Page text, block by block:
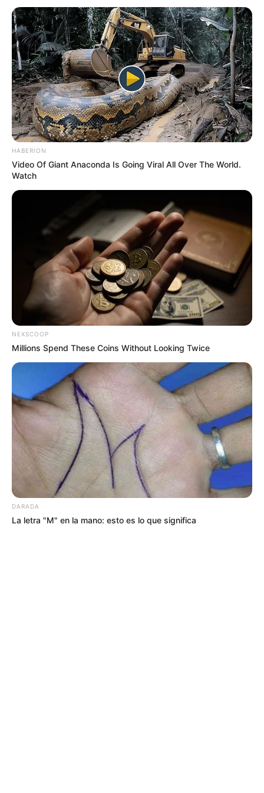
COMPARTIR
ALERTA BOGOTÁ EN GOOGLE NEWS
TEMAS RELACIONADOS
FIRMANTE DE PAZ
ARMA DE FUEGO
NOTICIAS HUILA
Tenemos todas las noticias que le
interesan. Para estar bien informado, por
favor, active las notificaciones de Alerta.
ACTIVAR AHORA
TEMAS DESTACADOS
FIESTAS DE SAN PEDRO EN EL HUILA
NOTICIAS HUILA
NOTICIAS DE NEIVA
SARAMPIÓN
EJÉRCITO NACIONAL
POLICÍA DEL HUILA
HABERION
Video Of Giant Anaconda Is Going Viral All Over The World.
Watch
NEXSCOOP
Millions Spend These Coins Without Looking Twice
DARADA
La letra "M" en la mano: esto es lo que significa